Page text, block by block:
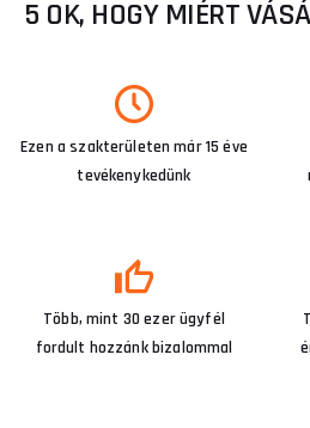
5 OK, HOGY MIÉRT
Ezen a szakterületen már 15 éve
tevékenykedünk
Több, mint 30 ezer ügyfél
fordult hozzánk bizalommal